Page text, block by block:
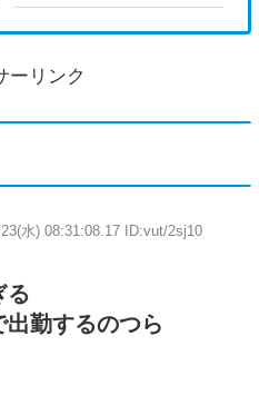
ーリンク
水) 08:31:08.17 ID:vut/2sj10
る
勤するのつら